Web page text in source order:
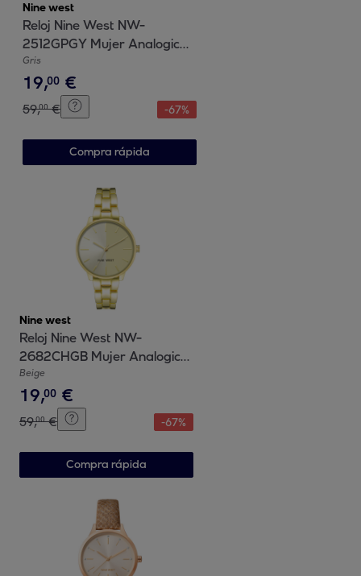
Nine west
Reloj Nine West NW-
2512GPGY Mujer Analogico
Cuarzo con Correa de Cuero
Gris
19,00 €
59,00 € -67%
Compra rápida
Nine west
Reloj Nine West NW-
2682CHGB Mujer Analogico
Cuarzo con Correa de Metal
Beige
19,00 €
59,00 € -67%
Compra rápida